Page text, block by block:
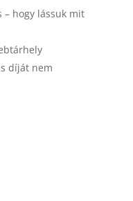
– hogy lássuk mit
díját nem